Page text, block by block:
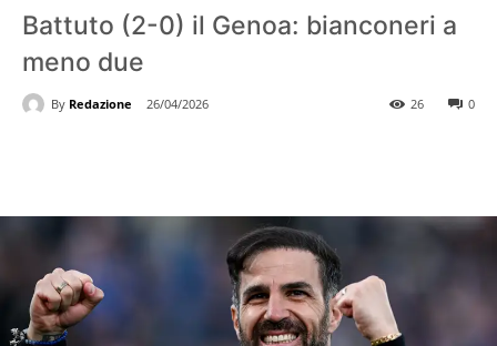
Battuto (2-0) il Genoa: bianconeri a
meno due
By Redazione 26/04/2026 0
26